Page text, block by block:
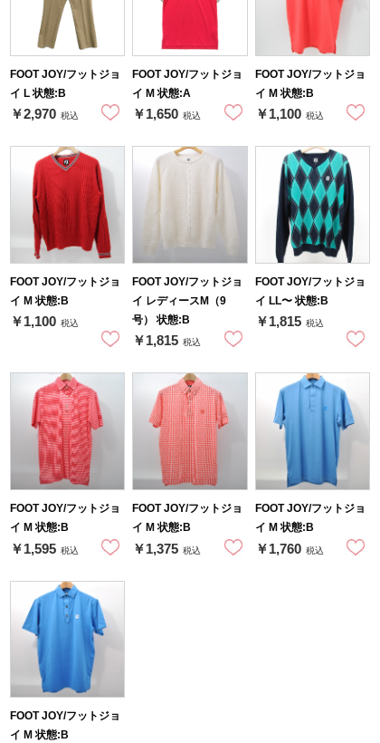
FOOT JOY/フットジョ
イ L 状態:B
￥2,970 税込
FOOT JOY/フットジョ
イ M 状態:A
￥1,650 税込
FOOT JOY/フットジョ
イ M 状態:B
￥1,100 税込
FOOT JOY/フットジョ
イ M 状態:B
￥1,100 税込
FOOT JOY/フットジョ
イ レディースM（9
号） 状態:B
￥1,815 税込
FOOT JOY/フットジョ
イ LL〜 状態:B
￥1,815 税込
FOOT JOY/フットジョ
イ M 状態:B
￥1,595 税込
FOOT JOY/フットジョ
イ M 状態:B
￥1,375 税込
FOOT JOY/フットジョ
イ M 状態:B
￥1,760 税込
FOOT JOY/フットジョ
イ M 状態:B